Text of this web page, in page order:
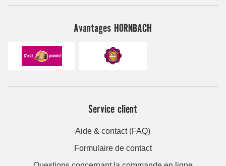
Avantages HORNBACH
Service client
Aide & contact (FAQ)
Formulaire de contact